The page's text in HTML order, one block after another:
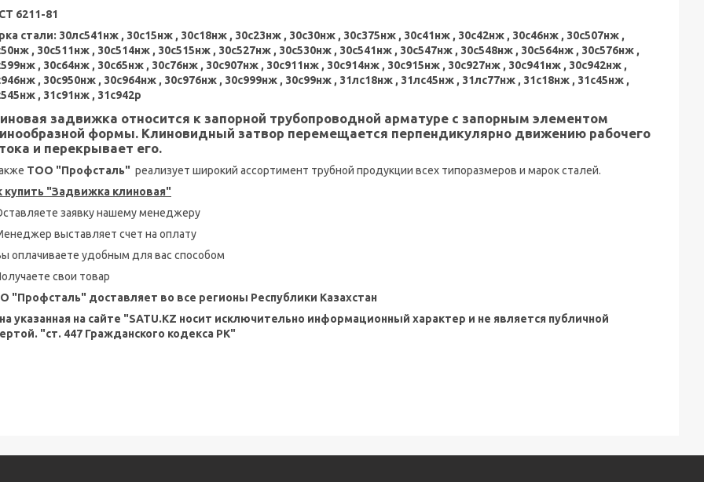
6211-81
стали: 30лс541нж , 30с15нж , 30с18нж , 30с23нж , 30с30нж , 30с375нж , 30с41нж , 30с42нж , 30с46нж , 30с507нж ,
, 30с511нж , 30с514нж , 30с515нж , 30с527нж , 30с530нж , 30с541нж , 30с547нж , 30с548нж , 30с564нж , 30с576нж ,
, 30с64нж , 30с65нж , 30с76нж , 30с907нж , 30с911нж , 30с914нж , 30с915нж , 30с927нж , 30с941нж , 30с942нж ,
, 30с950нж , 30с964нж , 30с976нж , 30с999нж , 30с99нж , 31лс18нж , 31лс45нж , 31лс77нж , 31с18нж , 31с45нж ,
, 31с91нж , 31с942р
задвижка относится к запорной трубопроводной арматуре с запорным элементом
формы. Клиновидный затвор перемещается перпендикулярно движению рабочего
и перекрывает его.
ТОО "Профсталь" реализует широкий ассортимент трубной продукции всех типоразмеров и марок сталей.
купить "Задвижка клиновая"
заявку нашему менеджеру
выставляет счет на оплату
оплачиваете удобным для вас способом
свои товар
"Профсталь" доставляет во все регионы Республики Казахстан
указанная на сайте "SATU.KZ носит исключительно информационный характер и не является публичной
"ст. 447 Гражданского кодекса РК"